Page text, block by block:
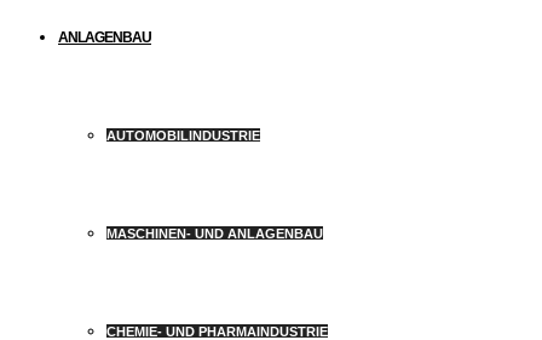
ANLAGENBAU
AUTOMOBILINDUSTRIE
MASCHINEN- UND ANLAGENBAU
CHEMIE- UND PHARMAINDUSTRIE